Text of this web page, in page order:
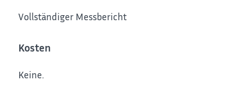
Vollständiger Messbericht
Kosten
Keine.